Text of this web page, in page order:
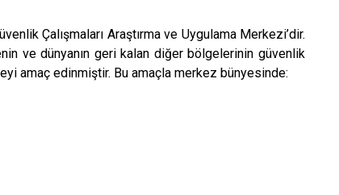
Çalışmaları Araştırma ve Uygulama Merkezi’dir.
ve dünyanın geri kalan diğer bölgelerinin güvenlik
amaç edinmiştir. Bu amaçla merkez bünyesinde: